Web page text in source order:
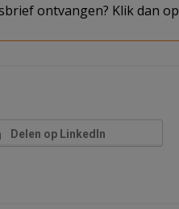
ontvangen? Klik dan op
Delen op LinkedIn